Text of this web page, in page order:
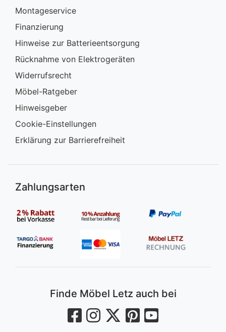
Montageservice
Finanzierung
Hinweise zur Batterieentsorgung
Rücknahme von Elektrogeräten
Widerrufsrecht
Möbel-Ratgeber
Hinweisgeber
Cookie-Einstellungen
Erklärung zur Barrierefreiheit
Zahlungsarten
Finde Möbel Letz auch bei